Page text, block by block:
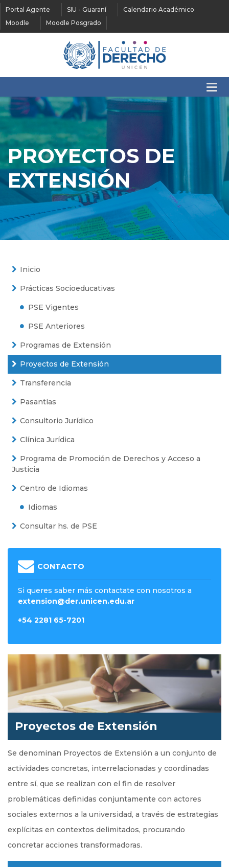
Portal Agente SIU - Guaraní
Calendario Académico
Moodle
Moodle Posgrado
PROYECTOS DE
EXTENSIÓN
Inicio
Prácticas Socioeducativas
PSE Vigentes
PSE Anteriores
Programas de Extensión
Proyectos de Extensión
Transferencia
Pasantías
Consultorio Jurídico
Clínica Jurídica
Programa de Promoción de Derechos y Acceso a
Justicia
Centro de Idiomas
Idiomas
Consultar hs. de PSE
CONTACTO
Si queres saber más contactate con nosotros a
extension@der.unicen.edu.ar
+54 2281 65-7201
Proyectos de Extensión
Se denominan Proyectos de Extensión a un conjunto de
actividades concretas, interrelacionadas y coordinadas
entre sí, que se realizan con el fin de resolver
problemáticas definidas conjuntamente con actores
sociales externos a la universidad, a través de estrategias
explícitas en contextos delimitados, procurando
concretar acciones transformadoras.